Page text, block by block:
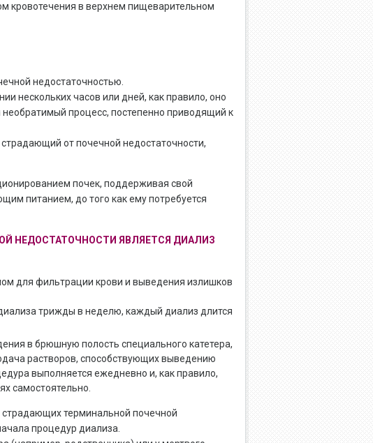
кровотечения в верхнем пищеварительном
недостаточностью.
нескольких часов или дней, как правило, оно
процесс, постепенно приводящий к
от почечной недостаточности,
почек, поддерживая свой
питанием, до того как ему потребуется
НЕДОСТАТОЧНОСТИ ЯВЛЯЕТСЯ ДИАЛИЗ
для фильтрации крови и выведения излишков
трижды в неделю, каждый диализ длится
в брюшную полость специального катетера,
растворов, способствующих выведению
выполняется ежедневно и, как правило,
самостоятельно.
терминальной почечной
процедур диализа.